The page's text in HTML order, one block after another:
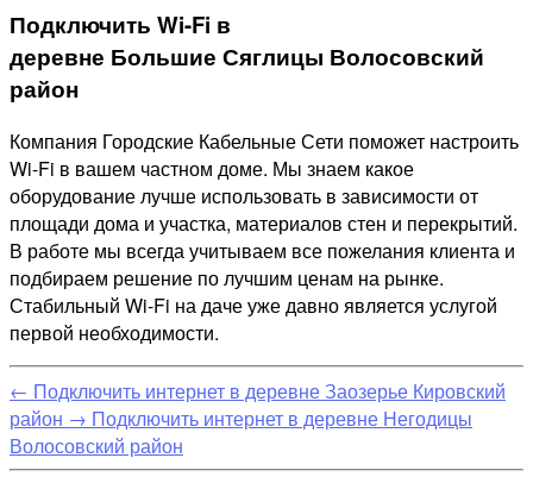
Подключить Wi-Fi в
деревне Большие Сяглицы Волосовский
район
Компания Городские Кабельные Сети поможет настроить
Wi-Fi в вашем частном доме. Мы знаем какое
оборудование лучше использовать в зависимости от
площади дома и участка, материалов стен и перекрытий.
В работе мы всегда учитываем все пожелания клиента и
подбираем решение по лучшим ценам на рынке.
Стабильный Wi-Fi на даче уже давно является услугой
первой необходимости.
← Подключить интернет в деревне Заозерье Кировский
район → Подключить интернет в деревне Негодицы
Волосовский район